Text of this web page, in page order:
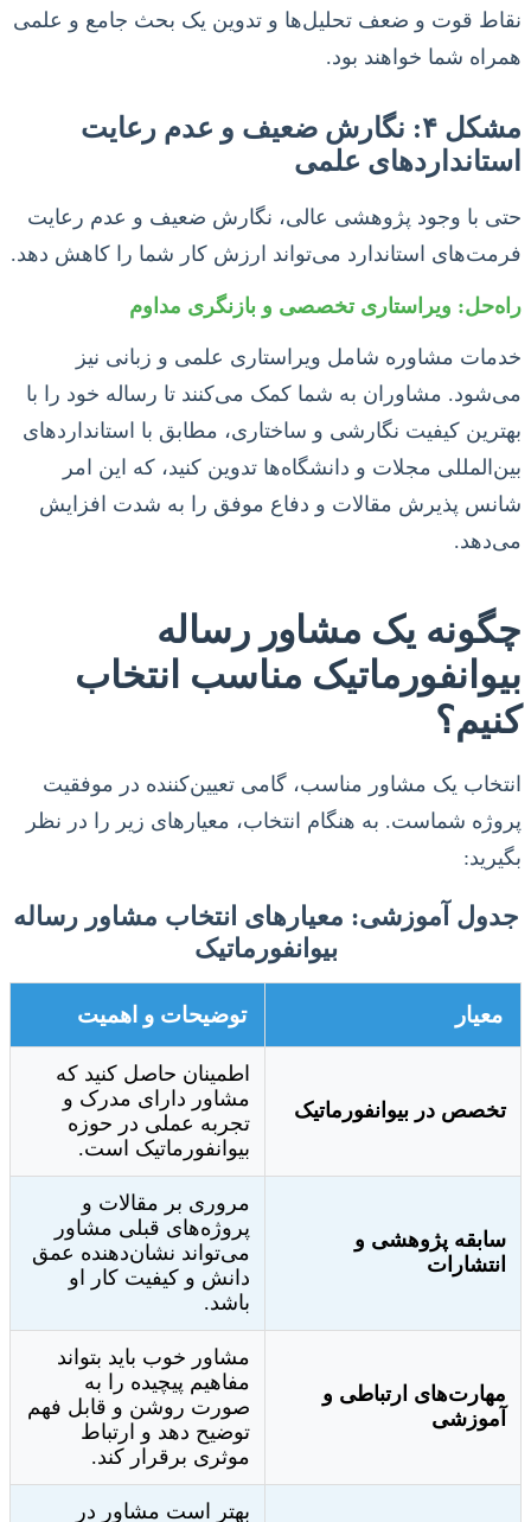
نقاط قوت و ضعف تحلیل‌ها و تدوین یک بحث جامع و علمی
همراه شما خواهند بود.
مشکل ۴: نگارش ضعیف و عدم رعایت
استانداردهای علمی
حتی با وجود پژوهشی عالی، نگارش ضعیف و عدم رعایت
فرمت‌های استاندارد می‌تواند ارزش کار شما را کاهش دهد.
راه‌حل: ویراستاری تخصصی و بازنگری مداوم
خدمات مشاوره شامل ویراستاری علمی و زبانی نیز
می‌شود. مشاوران به شما کمک می‌کنند تا رساله خود را با
بهترین کیفیت نگارشی و ساختاری، مطابق با استانداردهای
بین‌المللی مجلات و دانشگاه‌ها تدوین کنید، که این امر
شانس پذیرش مقالات و دفاع موفق را به شدت افزایش
می‌دهد.
چگونه یک مشاور رساله
بیوانفورماتیک مناسب انتخاب
کنیم؟
انتخاب یک مشاور مناسب، گامی تعیین‌کننده در موفقیت
پروژه شماست. به هنگام انتخاب، معیارهای زیر را در نظر
بگیرید:
جدول آموزشی: معیارهای انتخاب مشاور رساله
بیوانفورماتیک
معیار توضیحات و اهمیت
تخصص در بیوانفورماتیک
اطمینان حاصل کنید که
مشاور دارای مدرک و
تجربه عملی در حوزه
بیوانفورماتیک است.
سابقه پژوهشی و
انتشارات
مروری بر مقالات و
پروژه‌های قبلی مشاور
می‌تواند نشان‌دهنده عمق
دانش و کیفیت کار او
باشد.
مهارت‌های ارتباطی و
آموزشی
مشاور خوب باید بتواند
مفاهیم پیچیده را به
صورت روشن و قابل فهم
توضیح دهد و ارتباط
موثری برقرار کند.
بهتر است مشاور در